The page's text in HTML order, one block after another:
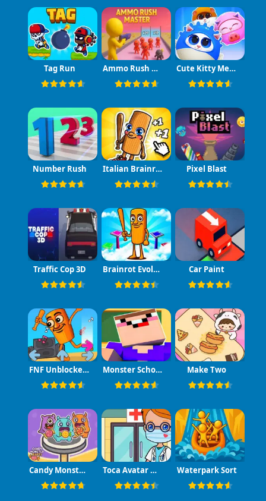
Tag Run Ammo Rush Master Cute Kitty Merge
Number Rush Italian Brainrot Baby Clicker Pixel Blast
Traffic Cop 3D Brainrot Evolution Game Car Paint
FNF Unblocked​ Italian Brainrot Monster School Challenge Make Two
Candy Monster Raffi Toca Avatar My Hospital Waterpark Sort